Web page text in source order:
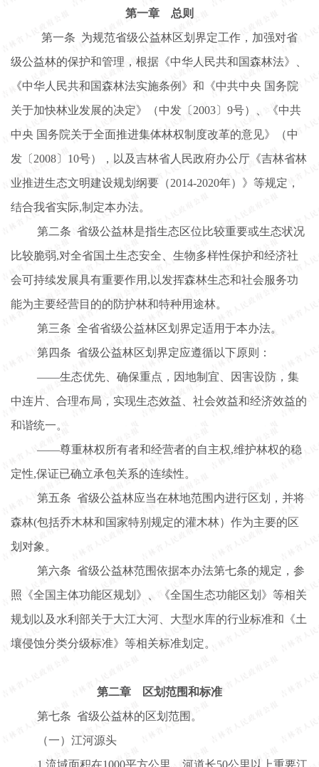
第一章
总则
第一条 为规范省级公益林区划界定工作，加强对省
级公益林的保护和管理，根据《中华人民共和国森林法》、
《中华人民共和国森林法实施条例》和 《中共中央 国务院
关于加快林业发展的决定》（中发 〔 2003〕9号）、《中共
中央 国务院关于全面推进集体林权制度改革的意见》（中
发 〔 2008〕10号），以及吉林省人民政府办公厅《吉林省林
业推进生态文明建设规划纲要（2014-2020年）》等规定，
结合我省实际,制定本办法。
第二条 省级公益林是指生态区位比较重要或生态状况
比较脆弱,对全省国土生态安全、生物多样性保护和经济社
会可持续发展具有重要作用,以发挥森林生态和社会服务功
能为主要经营目的的防护林和特种用途林。
第三条 全省省级公益林区划界定适用于本办法。
第四条 省级公益林区划界定应遵循以下原则：
——生态优先、确保重点，因地制宜、因害设防，集
中连片、合理布局，实现生态效益、社会效益和经济效益的
和谐统一。
——尊重林权所有者和经营者的自主权,维护林权的稳
定性,保证已确立承包关系的连续性。
第五条 省级公益林应当在林地范围内进行区划
，并将
森林(包括乔木林和国家特别规定的灌木林）作为主要的区
划对象。
第六条 省级公益林范围依据本办法第七条的规定，参
照《全国主体功能区规划》、《全国生态功能区划》等相关
规划以及水利部关于大江大河、大型水库的行业标准和《土
壤侵蚀分类分级标准》等相关标准划定。
第二章
区划范围和标准
第七条省级公益林的区划范围。
（一）江河源头
1.流域面积在1000平方公里，河道长50公里以上重要江